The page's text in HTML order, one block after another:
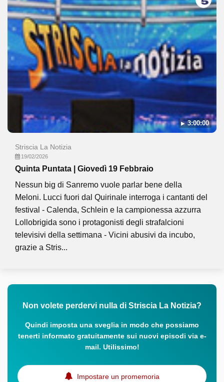
3:00:00
Striscia La Notizia
19/02/2026
Quinta Puntata | Giovedì 19 Febbraio
Nessun big di Sanremo vuole parlar bene della
Meloni. Lucci fuori dal Quirinale interroga i cantanti del
festival - Calenda, Schlein e la campionessa azzurra
Lollobrigida sono i protagonisti degli strafalcioni
televisivi della settimana - Vicini abusivi da incubo,
grazie a Stris...
Non volete perdervi nulla di Striscia La Notizia?
Quindi imposta una sveglia in modo che possiamo
tenerti informato gratuitamente sui nuovi episodi via e-
mail. Utilissimo!
Impostare un promemoria